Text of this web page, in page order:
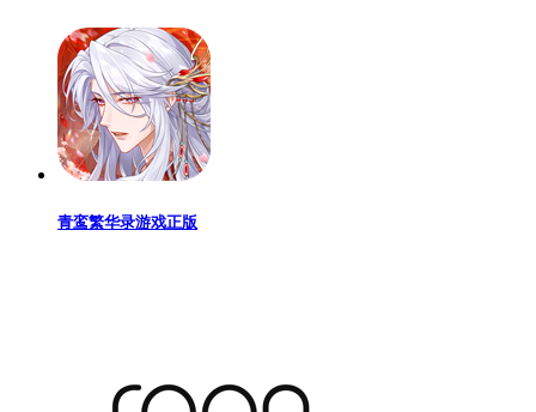
青鸾繁华录游戏正版